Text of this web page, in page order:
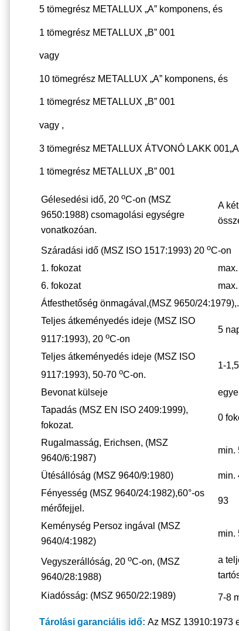
5 tömegrész METALLUX „A” komponens, és
1 tömegrész METALLUX „B” 001
vagy
10 tömegrész METALLUX „A” komponens, és
1 tömegrész METALLUX „B” 001
vagy ,
3 tömegrész METALLUX ÁTVONÓ LAKK
1 tömegrész METALLUX „B” 001
Gélesedési idő, 20 oC-on (MSZ
9650:1988) csomagolási egységre
vonatkozóan.
A
Száradási idő (MSZ ISO 1517:1993) 20 oC-on
1. fokozat
6. fokozat
Átfesthetőség önmagával,(MSZ 9650/
Teljes átkeményedés ideje (MSZ ISO
9117:1993), 20 oC-on
5
Teljes átkeményedés ideje (MSZ ISO
9117:1993), 50-70 oC-on.
1-
Bevonat külseje
Tapadás (MSZ EN ISO 2409:1999),
fokozat.
0
Rugalmasság, Erichsen, (MSZ
9640/6:1987)
min.
Ütésállóság (MSZ 9640/9:1980)
min.
Fényesség (MSZ 9640/24:1982),60°-os
mérőfejjel.
93
Keménység Persoz ingával (MSZ
9640/4:1982)
min.
Vegyszerállóság, 20 oC-on, (MSZ
9640/28:1988)
a
Kiadósság: (MSZ 9650/22:1989) 7-8
Tárolási garanciális idő: Az MSZ 13910:1973